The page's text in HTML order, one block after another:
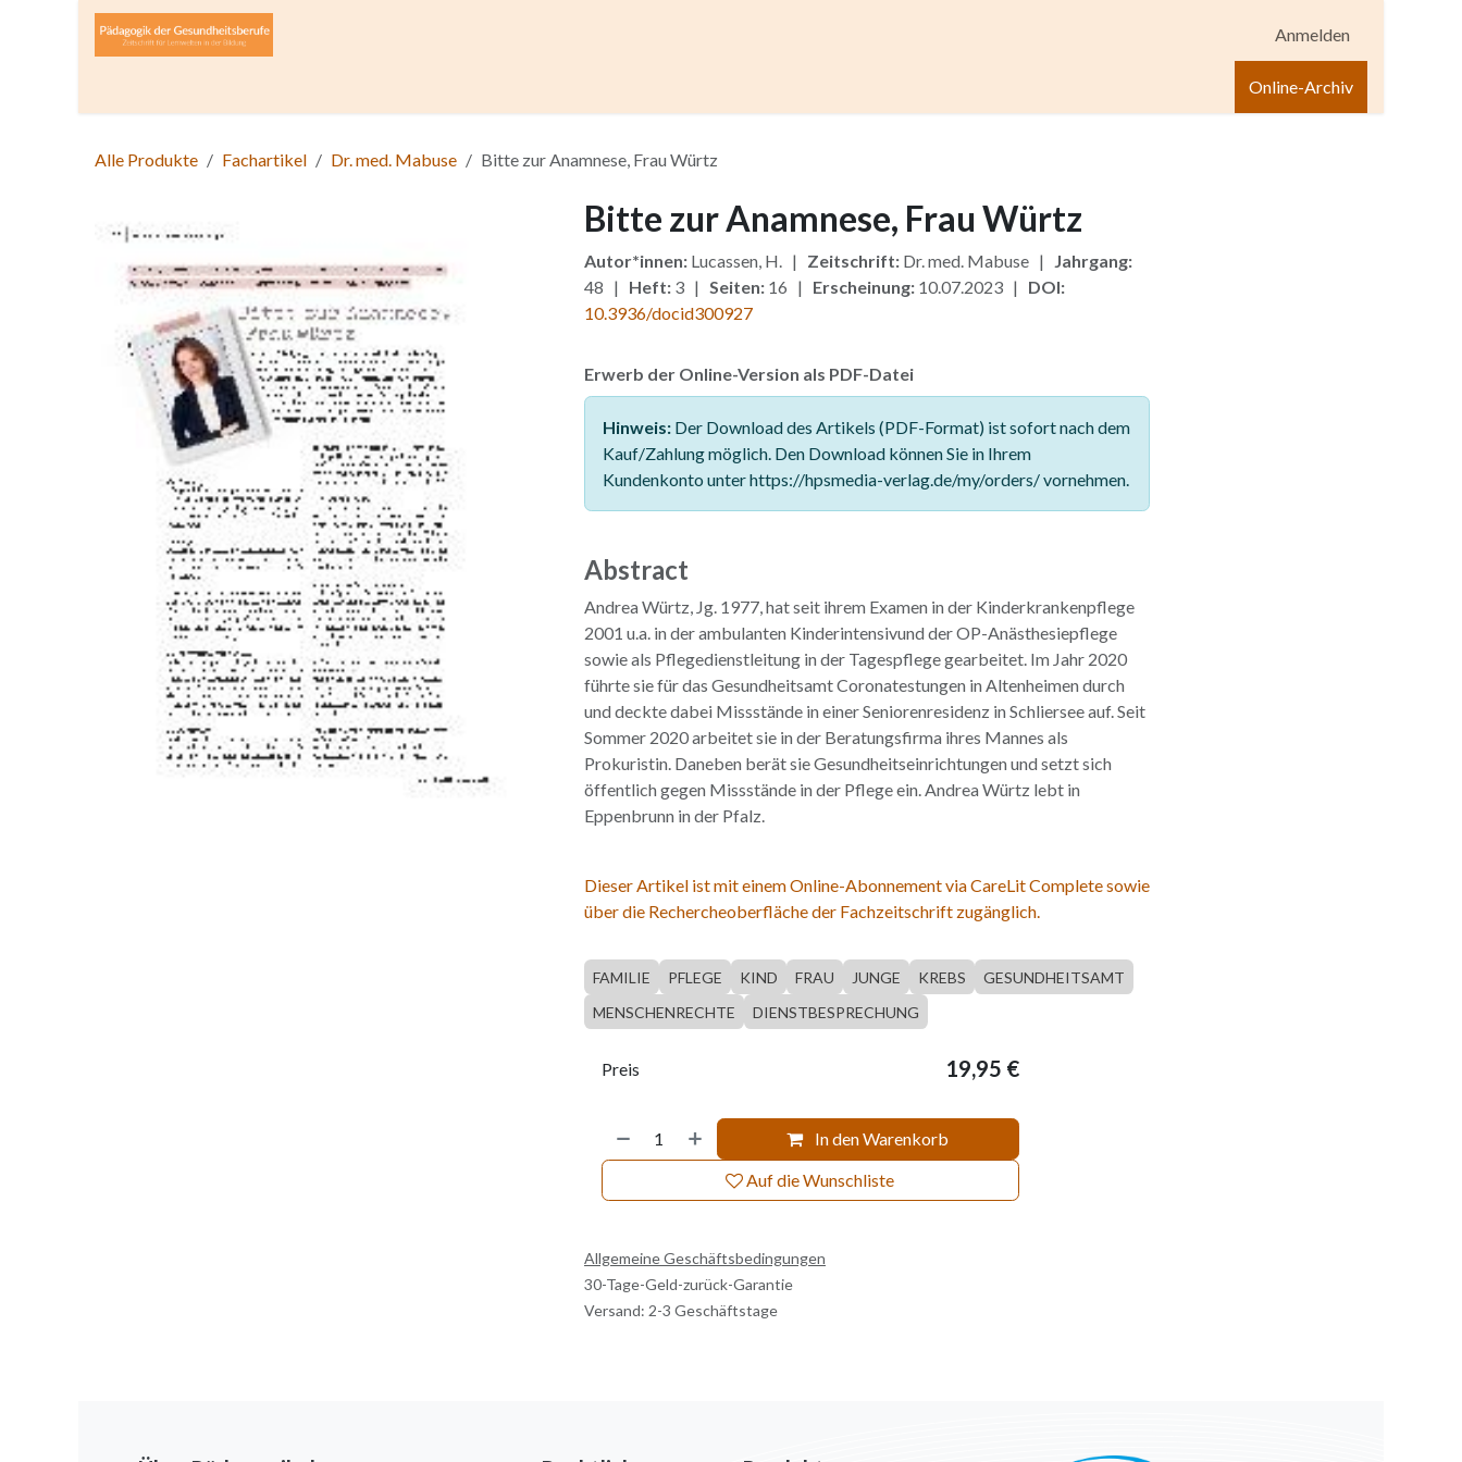
Zum Inhalt springen
Anmelden
Online-Archiv
Alle Produkte Fachartikel Dr. med. Mabuse Bitte zur Anamnese, Frau Würtz
Bitte zur Anamnese, Frau Würtz
Autor*innen:Lucassen, H. | Zeitschrift:Dr. med. Mabuse | Jahrgang:
48 | Heft:3 | Seiten:16 | Erscheinung:10.07.2023 | DOI:
10.3936/docid300927
Erwerb der Online-Version als PDF-Datei
Hinweis:Der Download des Artikels (PDF-Format) ist sofort nach dem
Kauf/Zahlung möglich. Den Download können Sie in Ihrem
Kundenkonto unter https://hpsmedia-verlag.de/my/orders/ vornehmen.
Abstract
Andrea Würtz, Jg. 1977, hat seit ihrem Examen in der Kinderkrankenpflege
2001 u.a. in der ambulanten Kinderintensivund der OP-Anästhesiepflege
sowie als Pflegedienstleitung in der Tagespflege gearbeitet. Im Jahr 2020
führte sie für das Gesundheitsamt Coronatestungen in Altenheimen durch
und deckte dabei Missstände in einer Seniorenresidenz in Schliersee auf. Seit
Sommer 2020 arbeitet sie in der Beratungsfirma ihres Mannes als
Prokuristin. Daneben berät sie Gesundheitseinrichtungen und setzt sich
öffentlich gegen Missstände in der Pflege ein. Andrea Würtz lebt in
Eppenbrunn in der Pfalz.
Dieser Artikel ist mit einem Online-Abonnement via CareLit Complete sowie
über die Rechercheoberfläche der Fachzeitschrift zugänglich.
FAMILIE PFLEGE KIND FRAU JUNGE KREBS
GESUNDHEITSAMT
MENSCHENRECHTE
DIENSTBESPRECHUNG
In den Warenkorb
Auf die Wunschliste
Preis 19,95 €
Allgemeine Geschäftsbedingungen
30-Tage-Geld-zurück-Garantie
Versand: 2-3 Geschäftstage